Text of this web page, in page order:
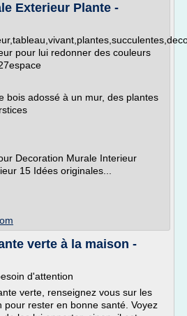
Exterieur Plante -
pour lui redonner des couleurs
bois adossé à un mur, des plantes
Decoration Murale Interieur
15 Idées originales...
verte à la maison -
d'attention
verte, renseignez vous sur les
pour rester en bonne santé. Voyez